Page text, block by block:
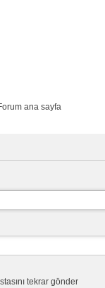
ana sayfa
tekrar gönder